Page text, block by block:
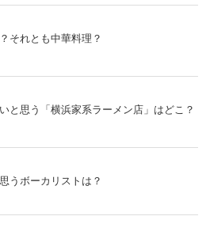
それとも中華料理？
と思う「横浜家系ラーメン店」はどこ？
うボーカリストは？